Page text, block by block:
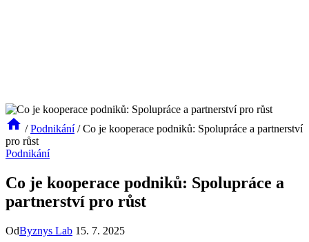
/ Podnikání / Co je kooperace podniků: Spolupráce a partnerství
pro růst
Podnikání
Co je kooperace podniků: Spolupráce a
partnerství pro růst
OdByznys Lab 15. 7. 2025